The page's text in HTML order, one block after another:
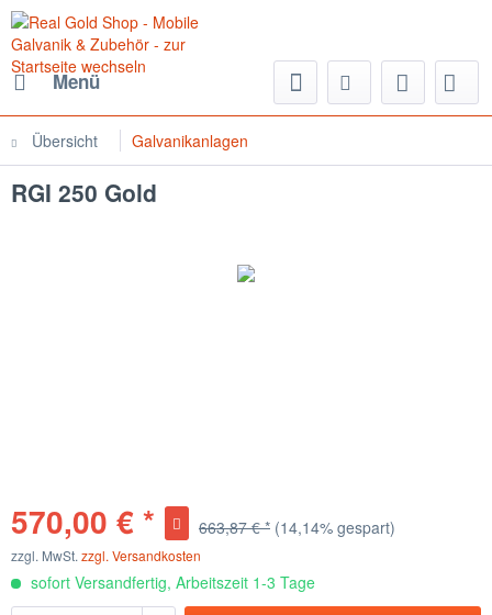
Menü
Übersicht Galvanikanlagen
RGI 250 Gold
570,00 € * 663,87 € * (14,14% gespart)
zzgl. MwSt. zzgl. Versandkosten
sofort Versandfertig, Arbeitszeit 1-3 Tage